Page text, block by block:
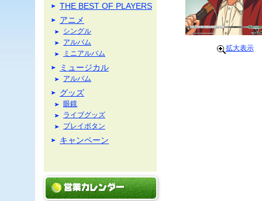
THE BEST OF PLAYERS
アニメ
シングル
アルバム
ミニアルバム
ミュージカル
アルバム
グッズ
眼鏡
ライブグッズ
プレイボタン
キャンペーン
拡大表示